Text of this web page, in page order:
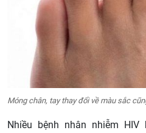
Móng chân, tay thay đổi về màu sắc
Nhiều bệnh nhân nhiễm